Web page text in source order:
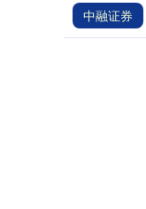
中融证券